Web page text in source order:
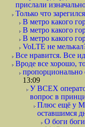
прислали
Только что
В метро какого
В метро какого
В метро какого
VoLTE не
Все нравится. Все
Вроде все хорошо,
пропорционально
13:09
У ВСЕХ
вопрос в
Плюс ещё у
оставшимся
О боги боги